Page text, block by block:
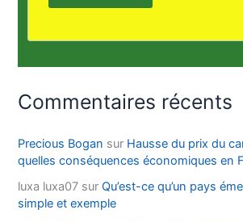
Commentaires récents
Precious Bogan sur Hausse du prix du
quelles conséquences économiques en
luxa luxa07 sur Qu’est-ce qu’un pays
simple et exemple